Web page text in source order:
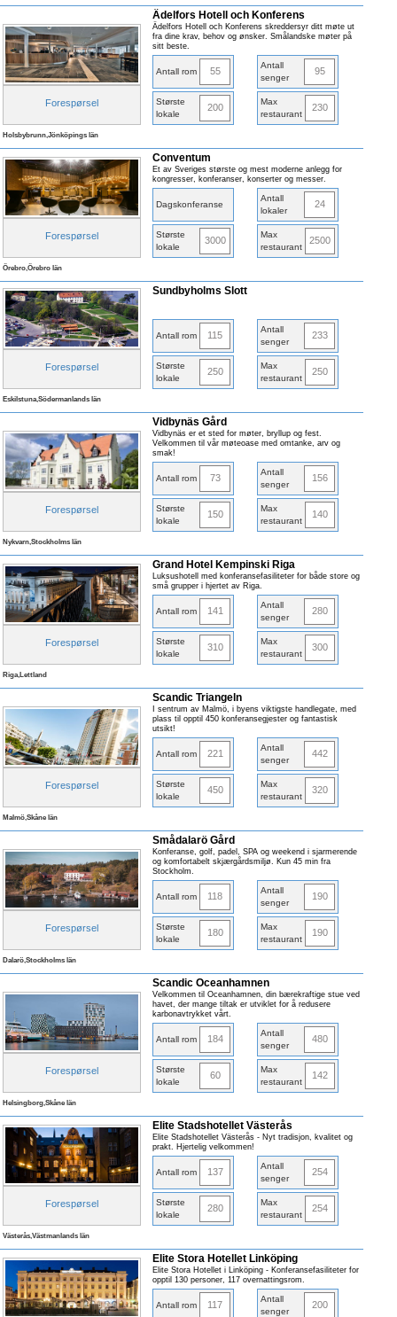
Forespørsel
Ädelfors Hotell och Konferens
Ädelfors Hotell och Konferens skreddersyr ditt møte ut
fra dine krav, behov og ønsker. Smålandske møter på
sitt beste.
Antall rom 55
Antall
senger
95
Største
lokale
200
Max
restaurant
230
Holsbybrunn,Jönköpings län
Forespørsel
Conventum
Et av Sveriges største og mest moderne anlegg for
kongresser, konferanser, konserter og messer.
Dagskonferanse
Antall
lokaler
24
Største
lokale
3000
Max
restaurant
2500
Örebro,Örebro län
Forespørsel
Sundbyholms Slott
Antall rom 115
Antall
senger
233
Største
lokale
250
Max
restaurant
250
Eskilstuna,Södermanlands län
Forespørsel
Vidbynäs Gård
Vidbynäs er et sted for møter, bryllup og fest.
Velkommen til vår møteoase med omtanke, arv og
smak!
Antall rom 73
Antall
senger
156
Største
lokale
150
Max
restaurant
140
Nykvarn,Stockholms län
Forespørsel
Grand Hotel Kempinski Riga
Luksushotell med konferansefasiliteter for både store og
små grupper i hjertet av Riga.
Antall rom 141
Antall
senger
280
Største
lokale
310
Max
restaurant
300
Riga,Lettland
Forespørsel
Scandic Triangeln
I sentrum av Malmö, i byens viktigste handlegate, med
plass til opptil 450 konferansegjester og fantastisk
utsikt!
Antall rom 221
Antall
senger
442
Største
lokale
450
Max
restaurant
320
Malmö,Skåne län
Forespørsel
Smådalarö Gård
Konferanse, golf, padel, SPA og weekend i sjarmerende
og komfortabelt skjærgårdsmiljø. Kun 45 min fra
Stockholm.
Antall rom 118
Antall
senger
190
Største
lokale
180
Max
restaurant
190
Dalarö,Stockholms län
Forespørsel
Scandic Oceanhamnen
Velkommen til Oceanhamnen, din bærekraftige stue ved
havet, der mange tiltak er utviklet for å redusere
karbonavtrykket vårt.
Antall rom 184
Antall
senger
480
Største
lokale
60
Max
restaurant
142
Helsingborg,Skåne län
Forespørsel
Elite Stadshotellet Västerås
Elite Stadshotellet Västerås - Nyt tradisjon, kvalitet og
prakt. Hjertelig velkommen!
Antall rom 137
Antall
senger
254
Største
lokale
280
Max
restaurant
254
Västerås,Västmanlands län
Elite Stora Hotellet Linköping
Elite Stora Hotellet i Linköping - Konferansefasiliteter for
opptil 130 personer, 117 overnattingsrom.
Antall rom 117
Antall
senger
200